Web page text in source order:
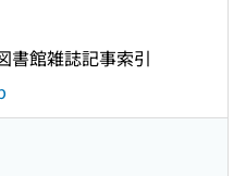
書館雑誌記事索引